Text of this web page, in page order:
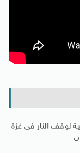
لوقف النار فى غزة